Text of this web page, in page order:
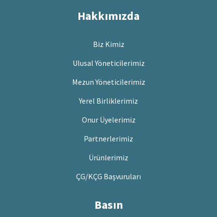
Hakkımızda
Biz Kimiz
Ulusal Yöneticilerimiz
Mezun Yöneticilerimiz
Yerel Birliklerimiz
Onur Üyelerimiz
Partnerlerimiz
Ürünlerimiz
ÇG/KÇG Başvuruları
Basın